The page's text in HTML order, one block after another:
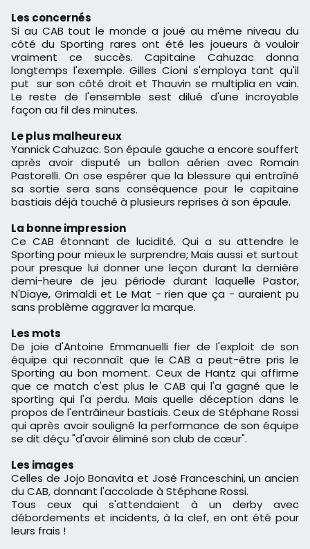
Les concernés
Si au CAB tout le monde a joué au même niveau du
côté du Sporting rares ont été les joueurs à vouloir
vraiment ce succès. Capitaine Cahuzac donna
longtemps l'exemple. Gilles Cioni s'employa tant qu'il
put sur son côté droit et Thauvin se multiplia en vain.
Le reste de l'ensemble sest dilué d'une incroyable
façon au fil des minutes.
Le plus malheureux
Yannick Cahuzac. Son épaule gauche a encore souffert
après avoir disputé un ballon aérien avec Romain
Pastorelli. On ose espérer que la blessure qui entraîné
sa sortie sera sans conséquence pour le capitaine
bastiais déjà touché à plusieurs reprises à son épaule.
La bonne impression
Ce CAB étonnant de lucidité. Qui a su attendre le
Sporting pour mieux le surprendre; Mais aussi et surtout
pour presque lui donner une leçon durant la dernière
demi-heure de jeu période durant laquelle Pastor,
N'Diaye, Grimaldi et Le Mat - rien que ça - auraient pu
sans problème aggraver la marque.
Les mots
De joie d'Antoine Emmanuelli fier de l'exploit de son
équipe qui reconnaît que le CAB a peut-être pris le
Sporting au bon moment. Ceux de Hantz qui affirme
que ce match c'est plus le CAB qui l'a gagné que le
sporting qui l'a perdu. Mais quelle déception dans le
propos de l'entrâineur bastiais. Ceux de Stéphane Rossi
qui après avoir souligné la performance de son équipe
se dit déçu "d'avoir éliminé son club de cœur".
Les images
Celles de Jojo Bonavita et José Franceschini, un ancien
du CAB, donnant l'accolade à Stéphane Rossi.
Tous ceux qui s'attendaient à un derby avec
débordements et incidents, à la clef, en ont été pour
leurs frais !